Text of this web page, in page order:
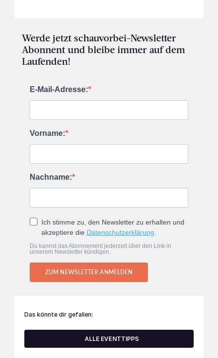
Werde jetzt schauvorbei-Newsletter
Abonnent und bleibe immer auf dem
Laufenden!
E-Mail-Adresse:
Vorname:
Nachname:
Ich stimme zu, den Newsletter zu erhalten und
akzeptiere die Datenschutzerklärung.
Du kannst das Abonnement jederzeit über den Link in
unserem Newsletter kündigen.
ZUM NEWSLETTER ANMELDEN
Das könnte dir gefallen:
ALLE EVENTTIPPS